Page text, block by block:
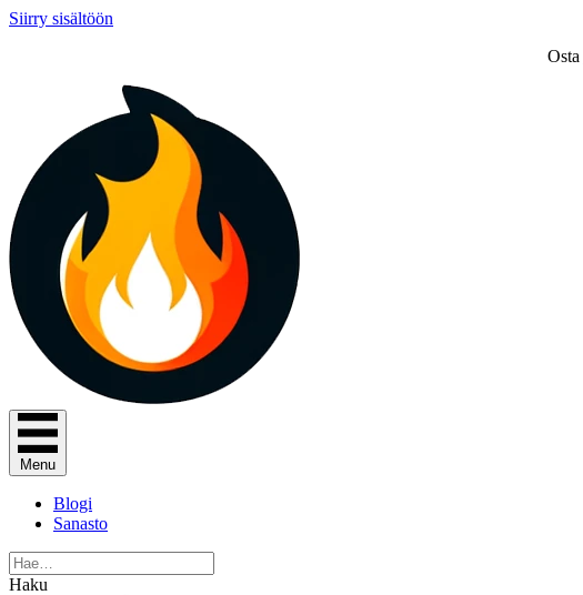
Siirry sisältöön
Osta
Menu
Blogi
Sanasto
Haku